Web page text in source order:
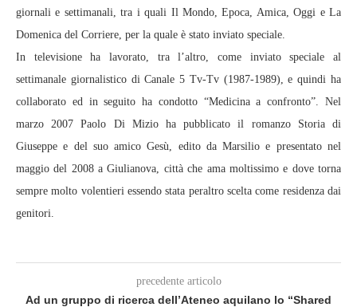
giornali e settimanali, tra i quali Il Mondo, Epoca, Amica, Oggi e La
Domenica del Corriere, per la quale è stato inviato speciale.
In televisione ha lavorato, tra l’altro, come inviato speciale al
settimanale giornalistico di Canale 5 Tv-Tv (1987-1989), e quindi ha
collaborato ed in seguito ha condotto “Medicina a confronto”. Nel
marzo 2007 Paolo Di Mizio ha pubblicato il romanzo Storia di
Giuseppe e del suo amico Gesù, edito da Marsilio e presentato nel
maggio del 2008 a Giulianova, città che ama moltissimo e dove torna
sempre molto volentieri essendo stata peraltro scelta come residenza dai
genitori.
precedente articolo
Ad un gruppo di ricerca dell’Ateneo aquilano lo “Shared